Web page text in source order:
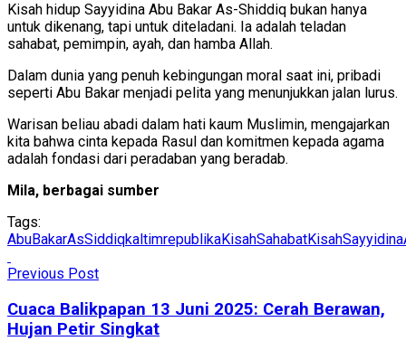
Kisah hidup Sayyidina Abu Bakar As-Shiddiq bukan hanya
untuk dikenang, tapi untuk diteladani. Ia adalah teladan
sahabat, pemimpin, ayah, dan hamba Allah.
Dalam dunia yang penuh kebingungan moral saat ini, pribadi
seperti Abu Bakar menjadi pelita yang menunjukkan jalan lurus.
Warisan beliau abadi dalam hati kaum Muslimin, mengajarkan
kita bahwa cinta kepada Rasul dan komitmen kepada agama
adalah fondasi dari peradaban yang beradab.
Mila, berbagai sumber
Tags:
AbuBakarAsSiddiqkaltimrepublikaKisahSahabat
Previous Post
Cuaca Balikpapan 13 Juni 2025: Cerah Berawan,
Hujan Petir Singkat